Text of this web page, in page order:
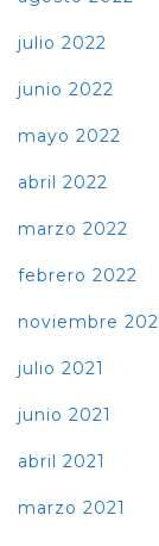
julio 2022
junio 2022
mayo 2022
abril 2022
marzo 2022
febrero 2022
noviembre
julio 2021
junio 2021
abril 2021
marzo 2021